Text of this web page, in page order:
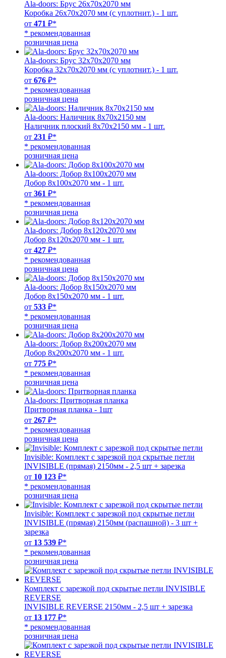
Ala-doors: Брус 26х70х2070 мм
Коробка 26х70х2070 мм (c уплотнит.) - 1 шт.
от 471 ₽*
* рекомендованная
розничная цена
Ala-doors: Брус 32х70х2070 мм
Коробка 32х70х2070 мм (с уплотнит.) - 1 шт.
от 676 ₽*
* рекомендованная
розничная цена
Ala-doors: Наличник 8х70х2150 мм
Наличник плоский 8х70х2150 мм - 1 шт.
от 231 ₽*
* рекомендованная
розничная цена
Ala-doors: Добор 8х100х2070 мм
Добор 8х100х2070 мм - 1 шт.
от 361 ₽*
* рекомендованная
розничная цена
Ala-doors: Добор 8х120х2070 мм
Добор 8х120х2070 мм - 1 шт.
от 427 ₽*
* рекомендованная
розничная цена
Ala-doors: Добор 8х150х2070 мм
Добор 8х150х2070 мм - 1 шт.
от 533 ₽*
* рекомендованная
розничная цена
Ala-doors: Добор 8х200х2070 мм
Добор 8х200х2070 мм - 1 шт.
от 775 ₽*
* рекомендованная
розничная цена
Ala-doors: Притворная планка
Притворная планка - 1шт
от 267 ₽*
* рекомендованная
розничная цена
Invisible: Комплект с зарезкой под скрытые петли
INVISIBLE (прямая) 2150мм - 2,5 шт + зарезка
от 10 123 ₽*
* рекомендованная
розничная цена
Invisible: Комплект с зарезкой под скрытые петли
INVISIBLE (прямая) 2150мм (распашной) - 3 шт +
зарезка
от 13 539 ₽*
* рекомендованная
розничная цена
Комплект с зарезкой под скрытые петли INVISIBLE
REVERSE
INVISIBLE REVERSE 2150мм - 2,5 шт + зарезка
от 13 177 ₽*
* рекомендованная
розничная цена